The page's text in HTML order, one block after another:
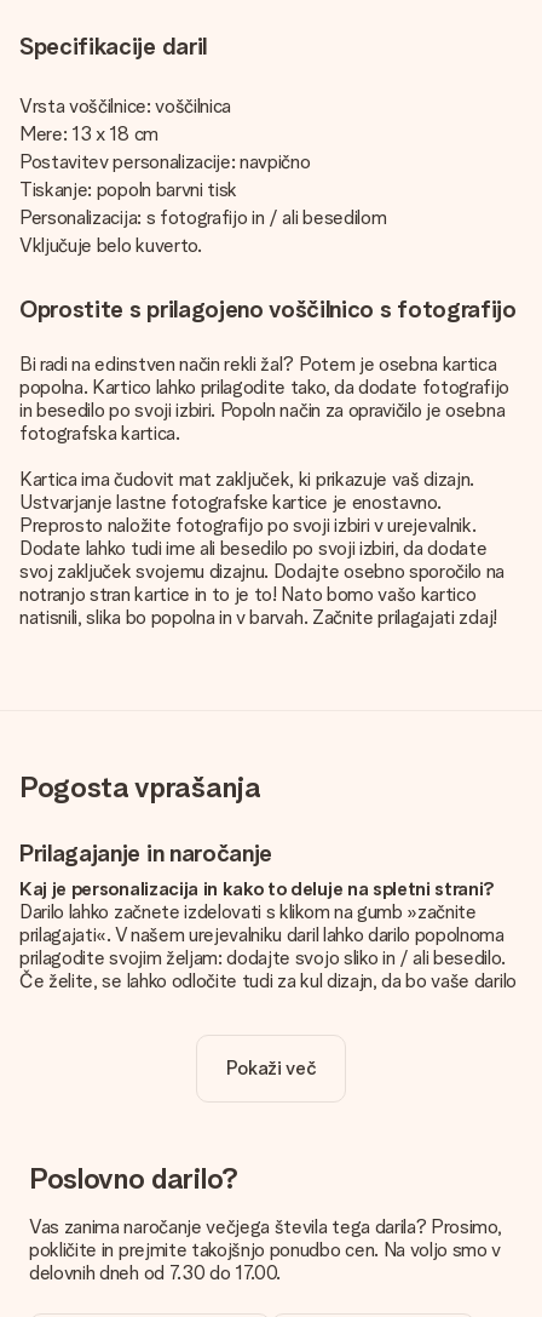
Specifikacije daril
Vrsta voščilnice: voščilnica
Mere: 13 x 18 cm
Postavitev personalizacije: navpično
Tiskanje: popoln barvni tisk
Personalizacija: s fotografijo in / ali besedilom
Vključuje belo kuverto.
Oprostite s prilagojeno voščilnico s fotografijo
Bi radi na edinstven način rekli žal? Potem je osebna kartica
popolna. Kartico lahko prilagodite tako, da dodate fotografijo
in besedilo po svoji izbiri. Popoln način za opravičilo je osebna
fotografska kartica.
Kartica ima čudovit mat zaključek, ki prikazuje vaš dizajn.
Ustvarjanje lastne fotografske kartice je enostavno.
Preprosto naložite fotografijo po svoji izbiri v urejevalnik.
Dodate lahko tudi ime ali besedilo po svoji izbiri, da dodate
svoj zaključek svojemu dizajnu. Dodajte osebno sporočilo na
notranjo stran kartice in to je to! Nato bomo vašo kartico
natisnili, slika bo popolna in v barvah. Začnite prilagajati zdaj!
Pogosta vprašanja
Prilagajanje in naročanje
Kaj je personalizacija in kako to deluje na spletni strani?
Darilo lahko začnete izdelovati s klikom na gumb »začnite
prilagajati«. V našem urejevalniku daril lahko darilo popolnoma
prilagodite svojim željam: dodajte svojo sliko in / ali besedilo.
Če želite, se lahko odločite tudi za kul dizajn, da bo vaše darilo
Je personalizacija vključena v ceno?
Cena, prikazana na spletnem mestu, vključuje personalizacijo
vašega darila. Lepo in jasno!
Želimo poskrbeti, da boste z darilom popolnoma zadovoljni.
Zato je pomembno, da uporabljamo visokokakovostne
našo službo za pomoč strankam in priložite fotografijo skupaj
z darilom, ki ga želite naročiti. Nato lahko za vas preverijo
kakovost!
Pokaži več
Poslovno darilo?
Vas zanima naročanje večjega števila tega darila? Prosimo,
pokličite in prejmite takojšnjo ponudbo cen. Na voljo smo v
delovnih dneh od 7.30 do 17.00.